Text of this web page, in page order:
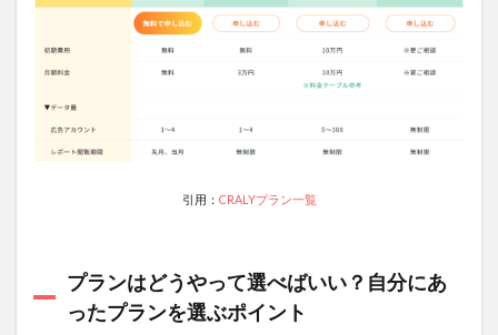
ィル
よる
分析
3.4
主な
機能4.
引用： CRALYプラン一覧
プランはどうやって選べばいい？自分にあ
ったプランを選ぶポイント